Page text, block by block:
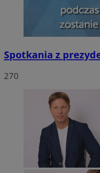
Spotkania z
270